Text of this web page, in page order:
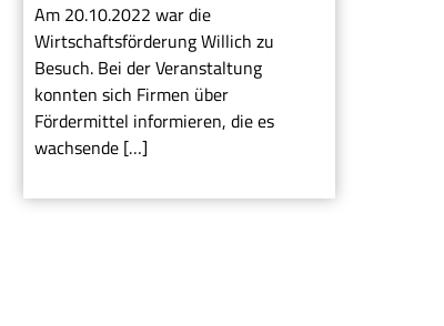
Am 20.10.2022 war die
Wirtschaftsförderung Willich zu
Besuch. Bei der Veranstaltung
konnten sich Firmen über
Fördermittel informieren, die es
wachsende […]